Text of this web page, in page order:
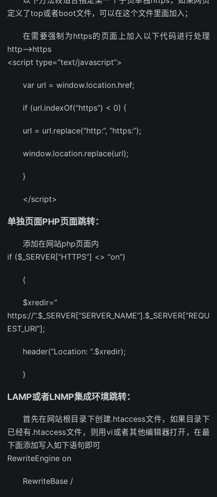
定义了top或者boot文件，可以在这个文件里面加入；
在需要强制为https的页面上加入以下代码进行处理
http–>https
<script type=”text/javascript”>
var url = window.location.href;
if (url.indexOf(“https”) < 0) {
url = url.replace(“http:”, “https:”);
window.location.replace(url);
}
</script>
单独页面PHP页面跳转：
添加在网站php页面内
if ($_SERVER[“HTTPS”] <> “on”)
{
$xredir=”
https://”.$_SERVER[“SERVER_NAME”].$_SERVER[“REQU
EST_URI”];
header(“Location: “.$xredir);
}
LAMP或者LNMP集成环境跳转：
首先在网站根目录下创建.htaccess文件，如果目录下
已经有.htaccess文件，则用vi或者其他编辑器打开，在最
下面添加写入如下语句即可
RewriteEngine on
RewriteBase /